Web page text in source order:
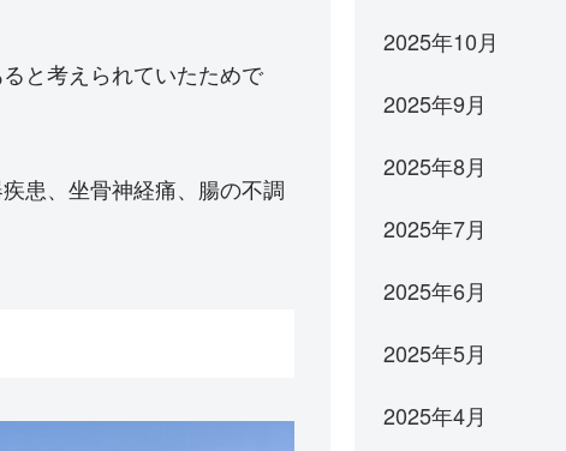
と考えられていたためで
患、坐骨神経痛、腸の不調
2025年10月
2025年9月
2025年8月
2025年7月
2025年6月
2025年5月
2025年4月